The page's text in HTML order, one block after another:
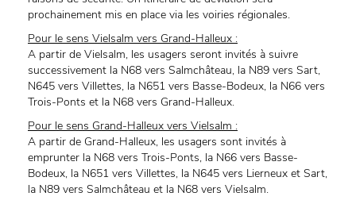
prochainement mis en place via les voiries régionales.
Pour le sens Vielsalm vers Grand-Halleux :
A partir de Vielsalm, les usagers seront invités à suivre
successivement la N68 vers Salmchâteau, la N89 vers Sart,
N645 vers Villettes, la N651 vers Basse-Bodeux, la N66 vers
Trois-Ponts et la N68 vers Grand-Halleux.
Pour le sens Grand-Halleux vers Vielsalm :
A partir de Grand-Halleux, les usagers sont invités à
emprunter la N68 vers Trois-Ponts, la N66 vers Basse-
Bodeux, la N651 vers Villettes, la N645 vers Lierneux et Sart,
la N89 vers Salmchâteau et la N68 vers Vielsalm.